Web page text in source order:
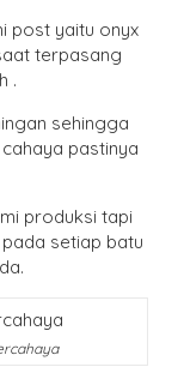
post yaitu onyx
terpasang
.
sehingga
pastinya
produksi tapi
setiap batu